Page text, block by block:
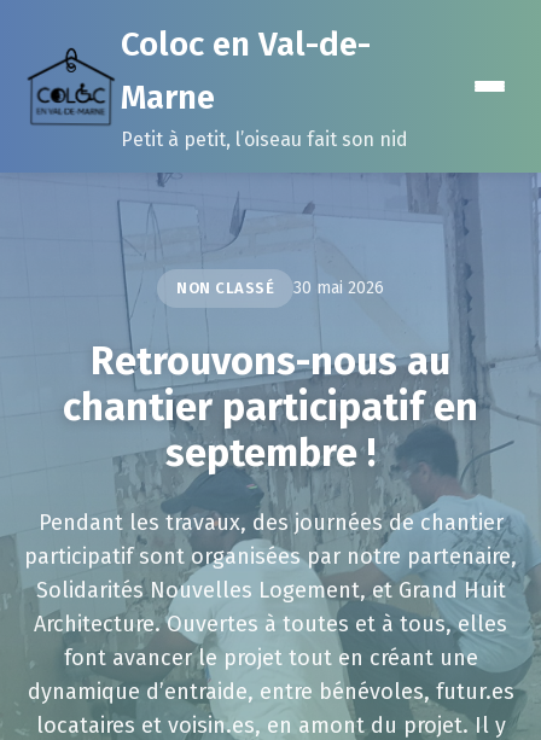
Coloc en Val-de-
Marne
Petit à petit, l’oiseau fait son nid
NON CLASSÉ 30 mai 2026
Retrouvons-nous au
chantier participatif en
septembre !
Pendant les travaux, des journées de chantier
participatif sont organisées par notre partenaire,
Solidarités Nouvelles Logement, et Grand Huit
Architecture. Ouvertes à toutes et à tous, elles
font avancer le projet tout en créant une
dynamique d’entraide, entre bénévoles, futur.es
locataires et voisin.es, en amont du projet. Il y